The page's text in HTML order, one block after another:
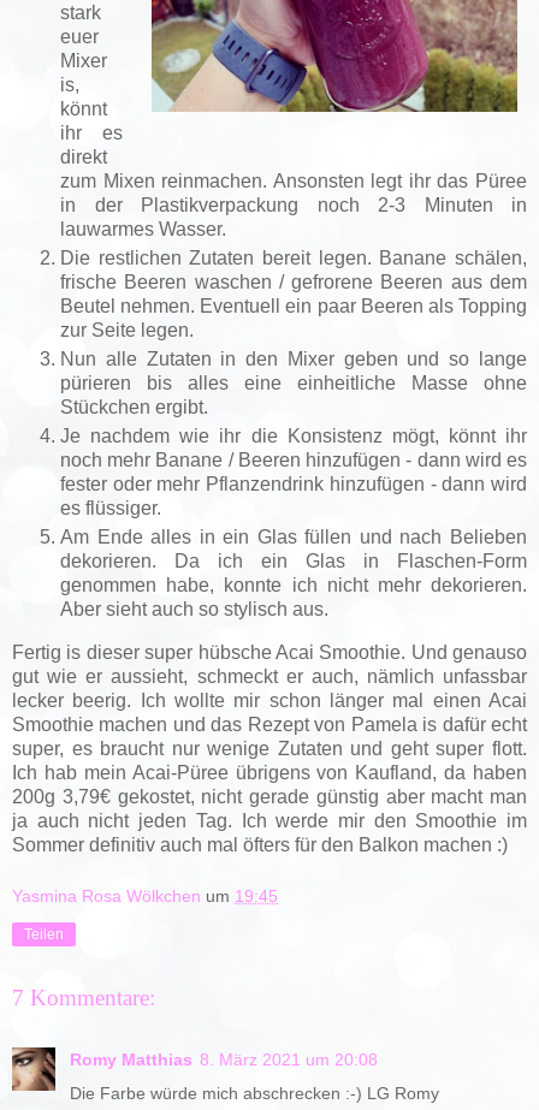
stark
euer
Mixer
is,
könnt
ihr es
direkt
zum Mixen reinmachen. Ansonsten legt ihr das Püree
in der Plastikverpackung noch 2-3 Minuten in
lauwarmes Wasser.
Die restlichen Zutaten bereit legen. Banane schälen,
frische Beeren waschen / gefrorene Beeren aus dem
Beutel nehmen. Eventuell ein paar Beeren als Topping
zur Seite legen.
Nun alle Zutaten in den Mixer geben und so lange
pürieren bis alles eine einheitliche Masse ohne
Stückchen ergibt.
Je nachdem wie ihr die Konsistenz mögt, könnt ihr
noch mehr Banane / Beeren hinzufügen - dann wird es
fester oder mehr Pflanzendrink hinzufügen - dann wird
es flüssiger.
Am Ende alles in ein Glas füllen und nach Belieben
dekorieren. Da ich ein Glas in Flaschen-Form
genommen habe, konnte ich nicht mehr dekorieren.
Aber sieht auch so stylisch aus.
Fertig is dieser super hübsche Acai Smoothie. Und genauso
gut wie er aussieht, schmeckt er auch, nämlich unfassbar
lecker beerig. Ich wollte mir schon länger mal einen Acai
Smoothie machen und das Rezept von Pamela is dafür echt
super, es braucht nur wenige Zutaten und geht super flott.
Ich hab mein Acai-Püree übrigens von Kaufland, da haben
200g 3,79€ gekostet, nicht gerade günstig aber macht man
ja auch nicht jeden Tag. Ich werde mir den Smoothie im
Sommer definitiv auch mal öfters für den Balkon machen :)
Yasmina Rosa Wölkchen um 19:45
Teilen
7 Kommentare:
Romy Matthias 8. März 2021 um 20:08
Die Farbe würde mich abschrecken :-) LG Romy